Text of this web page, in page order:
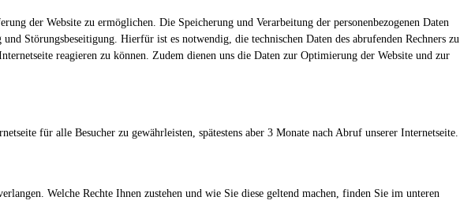
der Website zu ermöglichen. Die Speicherung und Verarbeitung der personenbezogenen Daten
Störungsbeseitigung. Hierfür ist es notwendig, die technischen Daten des abrufenden Rechners zu
reagieren zu können. Zudem dienen uns die Daten zur Optimierung der Website und zur
für alle Besucher zu gewährleisten, spätestens aber 3 Monate nach Abruf unserer Internetseite.
Welche Rechte Ihnen zustehen und wie Sie diese geltend machen, finden Sie im unteren